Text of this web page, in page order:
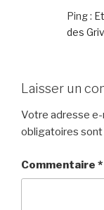
Ping :
des
Laisser un
Votre adresse e-
obligatoires sont
Commentaire *